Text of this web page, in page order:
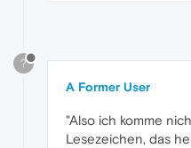
?
A Former User
"Also ich komme
Lesezeichen, das